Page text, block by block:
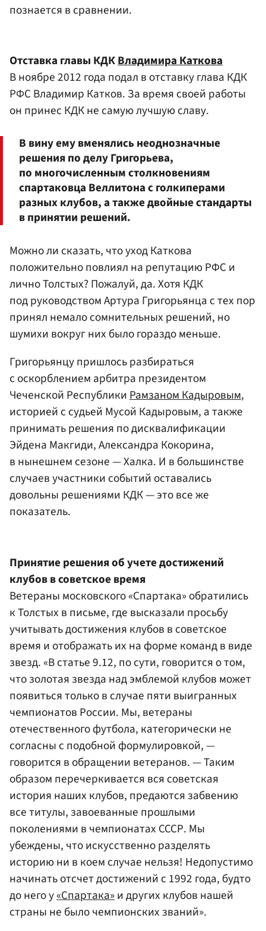
познается в сравнении.
Отставка главы КДКВладимира Каткова
В ноябре 2012 года подал в отставку глава КДК
РФС Владимир Катков. За время своей работы
он принес КДК не самую лучшую славу.
В вину ему вменялись неоднозначные
решения по делу Григорьева,
по многочисленным столкновениям
спартаковца Веллитона с голкиперами
разных клубов, а также двойные стандарты
в принятии решений.
Можно ли сказать, что уход Каткова
положительно повлиял на репутацию РФС и
лично Толстых? Пожалуй, да. Хотя КДК
под руководством Артура Григорьянца с тех пор
принял немало сомнительных решений, но
шумихи вокруг них было гораздо меньше.
Григорьянцу пришлось разбираться
с оскорблением арбитра президентом
Чеченской РеспубликиРамзаном Кадыровым,
историей с судьей Мусой Кадыровым, а также
принимать решения по дисквалификации
Эйдена Макгиди, Александра Кокорина,
в нынешнем сезоне — Халка. И в большинстве
случаев участники событий оставались
довольны решениями КДК — это все же
показатель.
Принятие решения об учете достижений
клубов в советское время
Ветераны московского «Спартака» обратились
к Толстых в письме, где высказали просьбу
учитывать достижения клубов в советское
время и отображать их на форме команд в виде
звезд. «В статье 9.12, по сути, говорится о том,
что золотая звезда над эмблемой клубов может
появиться только в случае пяти выигранных
чемпионатов России. Мы, ветераны
отечественного футбола, категорически не
согласны с подобной формулировкой, —
говорится в обращении ветеранов. — Таким
образом перечеркивается вся советская
история наших клубов, предаются забвению
все титулы, завоеванные прошлыми
поколениями в чемпионатах СССР. Мы
убеждены, что искусственно разделять
историю ни в коем случае нельзя! Недопустимо
начинать отсчет достижений с 1992 года, будто
до него у«Спартака»и других клубов нашей
страны не было чемпионских званий».